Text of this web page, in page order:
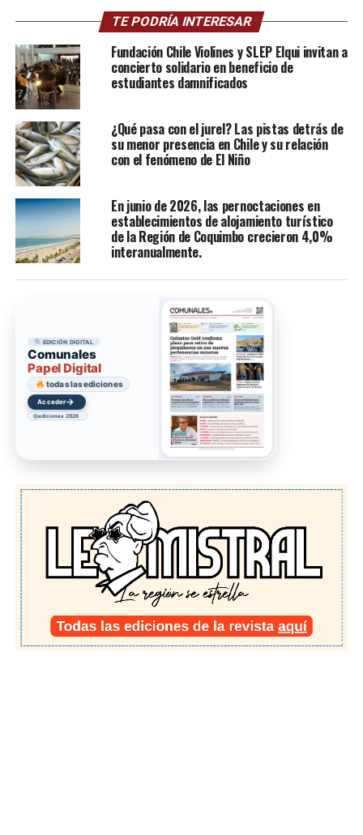
TE PODRÍA INTERESAR
Fundación Chile Violines y SLEP Elqui invitan a
concierto solidario en beneficio de
estudiantes damnificados
¿Qué pasa con el jurel? Las pistas detrás de
su menor presencia en Chile y su relación
con el fenómeno de El Niño
En junio de 2026, las pernoctaciones en
establecimientos de alojamiento turístico
de la Región de Coquimbo crecieron 4,0%
interanualmente.
EDICIÓN DIGITAL
Comunales
Papel Digital
todas las ediciones
Acceder→
ediciones 2026